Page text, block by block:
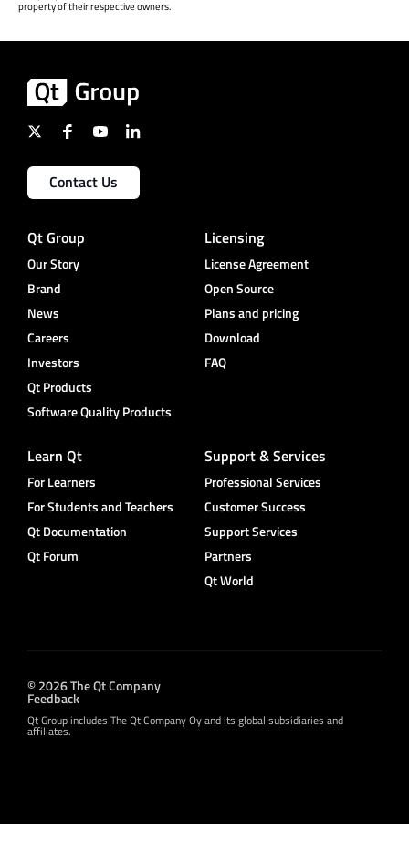
property of their respective owners.
Contact Us
Qt Group
Our Story
Brand
News
Careers
Investors
Qt Products
Software Quality Products
Licensing
License Agreement
Open Source
Plans and pricing
Download
FAQ
Learn Qt
For Learners
For Students and Teachers
Qt Documentation
Qt Forum
Support & Services
Professional Services
Customer Success
Support Services
Partners
Qt World
© 2026 The Qt Company
Feedback
Qt Group includes The Qt Company Oy and its global subsidiaries and
affiliates.